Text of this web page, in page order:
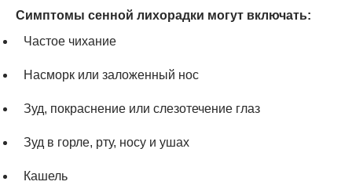
Симптомы сенной лихорадки могут включать:
Частое чихание
Насморк или заложенный нос
Зуд, покраснение или слезотечение глаз
Зуд в горле, рту, носу и ушах
Кашель